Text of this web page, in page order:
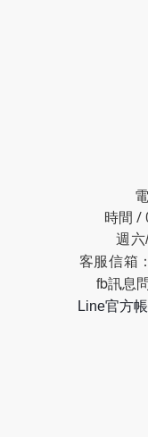
時間 /
週
客服信箱：
fb訊息
Line官方